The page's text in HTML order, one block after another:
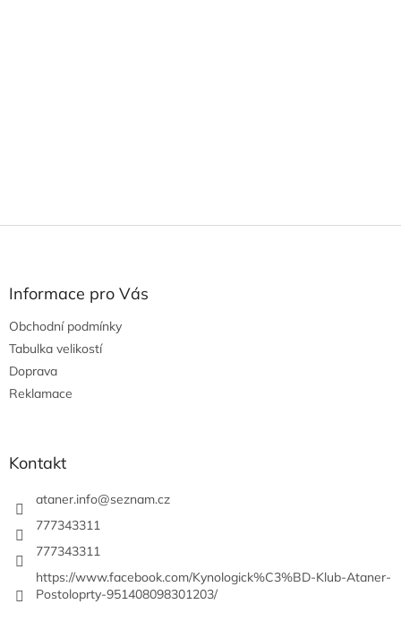
Z
Informace pro Vás
Obchodní podmínky
Tabulka velikostí
Doprava
Reklamace
Kontakt
ataner.info@seznam.cz
777343311
777343311
https://www.facebook.com/Kynologick%C3%BD-Klub-Ataner-
Postoloprty-951408098301203/